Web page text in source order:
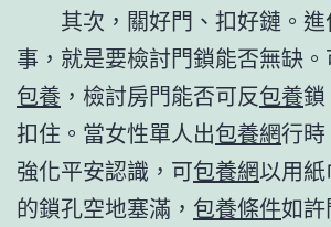
其次，關好門、扣好鏈。
事，就是要檢討門鎖能否無缺
包養 ，檢討房門能否可反包養
扣住。當女性單人出包養網行
強化平安認識，可包養網以用
的鎖孔空地塞滿， 包養條件如